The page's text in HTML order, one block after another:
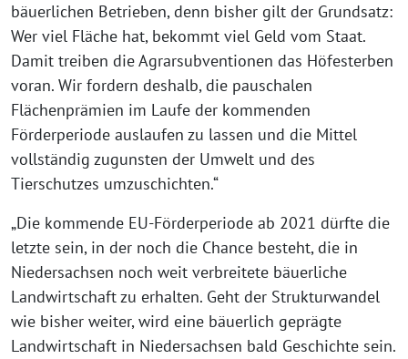
bäuerlichen Betrieben, denn bisher gilt der Grundsatz:
Wer viel Fläche hat, bekommt viel Geld vom Staat.
Damit treiben die Agrarsubventionen das Höfesterben
voran. Wir fordern deshalb, die pauschalen
Flächenprämien im Laufe der kommenden
Förderperiode auslaufen zu lassen und die Mittel
vollständig zugunsten der Umwelt und des
Tierschutzes umzuschichten.“
„Die kommende EU-Förderperiode ab 2021 dürfte die
letzte sein, in der noch die Chance besteht, die in
Niedersachsen noch weit verbreitete bäuerliche
Landwirtschaft zu erhalten. Geht der Strukturwandel
wie bisher weiter, wird eine bäuerlich geprägte
Landwirtschaft in Niedersachsen bald Geschichte sein.